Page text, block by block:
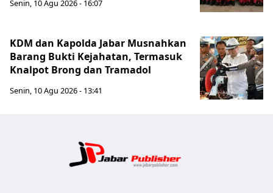
Senin, 10 Agu 2026 - 16:07
KDM dan Kapolda Jabar Musnahkan
Barang Bukti Kejahatan, Termasuk
Knalpot Brong dan Tramadol
Senin, 10 Agu 2026 - 13:41